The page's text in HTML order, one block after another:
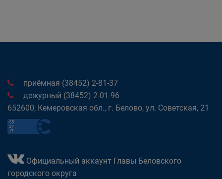
приёмная (38452) 2-81-37
дежурный (38452) 2-01-96
652600, Кемеровская обл., г. Белово, ул. Советская, 21
Официальный аккаунт Главы Беловского
городского округа